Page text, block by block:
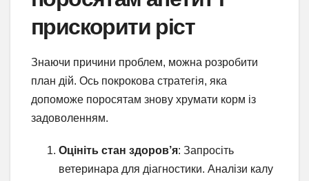
прискорити ріст
Знаючи причини проблем, можна розробити
план дій. Ось покрокова стратегія, яка
допоможе поросятам знову хрумати корм із
задоволенням.
Оцініть стан здоров’я: Запросіть
ветеринара для діагностики. Аналізи калу